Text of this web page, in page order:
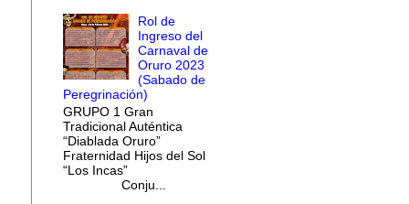
Rol de
Ingreso del
Carnaval de
Oruro 2023
(Sabado de
Peregrinación)
GRUPO 1 Gran
Tradicional Auténtica
“Diablada Oruro”
Fraternidad Hijos del Sol
“Los Incas”
Conju...